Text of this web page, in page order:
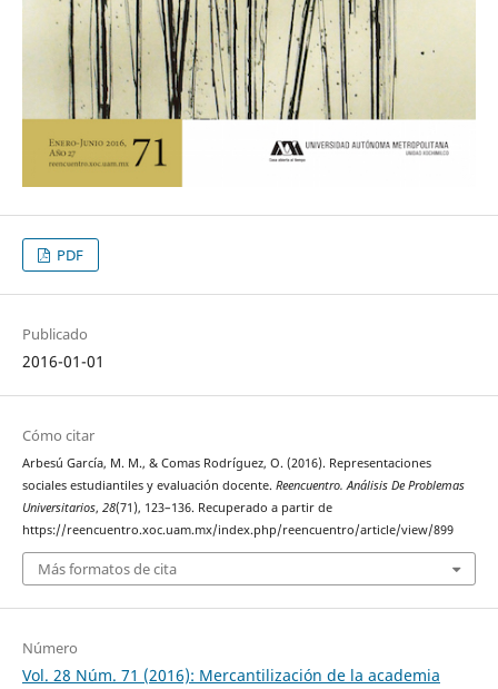
PDF
Publicado
2016-01-01
Cómo citar
Arbesú García, M. M., & Comas Rodríguez, O. (2016). Representaciones
sociales estudiantiles y evaluación docente. Reencuentro. Análisis De Problemas
Universitarios, 28(71), 123–136. Recuperado a partir de
https://reencuentro.xoc.uam.mx/index.php/reencuentro/article/view/899
Más formatos de cita
Número
Vol. 28 Núm. 71 (2016): Mercantilización de la academia